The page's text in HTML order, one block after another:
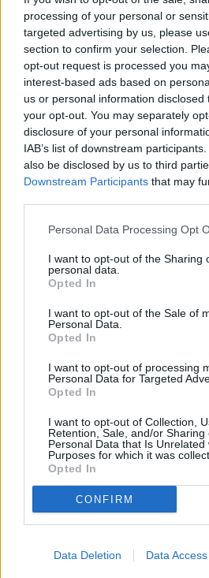
processing of your personal or
targeted advertising by us, please
section to confirm your selection.
opt-out request is processed you
interest-based ads based on
us or personal information
your opt-out. You may separately
disclosure of your personal
IAB’s list of downstream
also be disclosed by us to third
Downstream Participants that may
Personal Data Processing Opt
I want to opt-out of the Sharing
personal data.
Opted In
I want to opt-out of the Sale of
Personal Data.
Opted In
I want to opt-out of processing
Personal Data for Targeted
Opted In
I want to opt-out of Collection,
Retention, Sale, and/or Sharing
Personal Data that Is Unrelated
Purposes for which it was
Opted In
CONFIRM
Data Deletion Data Access
Poplatkový web ČT odbavil rekordní
Léto na ČT bude patřit seriálovým
klasice
Reklama
Pracovní nabídky
07.08.2026 -Bosch Powertrain s.r.o.
48.400 Kč • příspěvek na ubytování
07.08.2026 -Bosch Powertrain s.r.o.
48.400 Kč • náborový bonus 50.000
okres Jihlava)
Jihlava)
Bosch Powertrain s.r.o.
06.08.2026 - Bosch Powertrain s.r.o.
48.400 Kč • náborový bonus 50.000
Prima sport - co nabídne v prvním
vysílacím týdnu
Kdy
Parabola.cz- web o satelitní, terestrické